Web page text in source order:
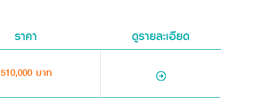
ราคา ดูรายละเอียด
510,000 บาท